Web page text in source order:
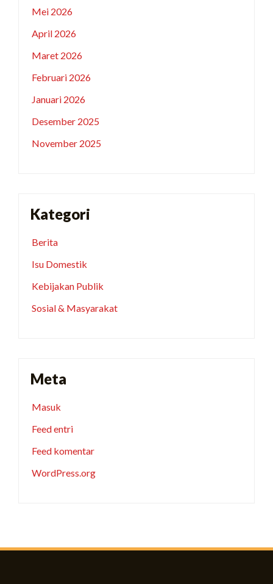
Mei 2026
April 2026
Maret 2026
Februari 2026
Januari 2026
Desember 2025
November 2025
Kategori
Berita
Isu Domestik
Kebijakan Publik
Sosial & Masyarakat
Meta
Masuk
Feed entri
Feed komentar
WordPress.org